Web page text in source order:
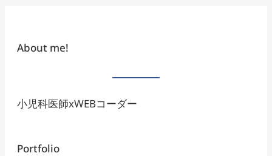
About me!
小児科医師xWEBコーダー
Portfolio